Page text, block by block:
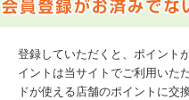
登録していただくと、ポイント
イントは当サイトでご利用いた
ドが使える店舗のポイントに交